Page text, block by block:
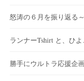
怒涛の６月を振り返る
ランナーTshirt と、ひ
勝手にウルトラ応援企